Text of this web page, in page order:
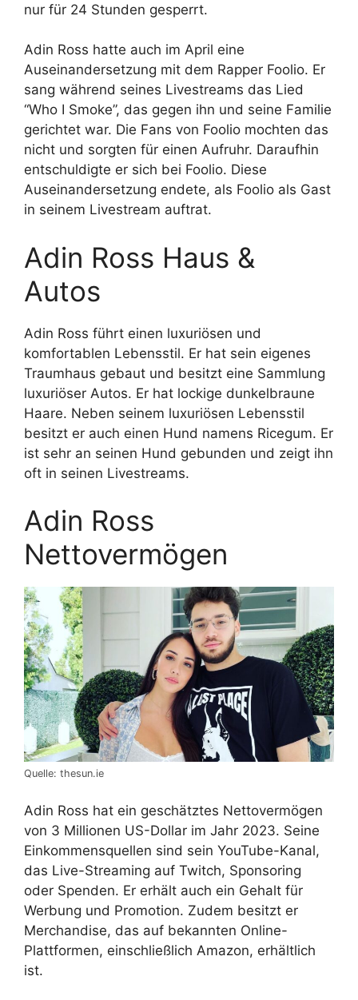
nur für 24 Stunden gesperrt.
Adin Ross hatte auch im April eine
Auseinandersetzung mit dem Rapper Foolio. Er
sang während seines Livestreams das Lied
“Who I Smoke”, das gegen ihn und seine Familie
gerichtet war. Die Fans von Foolio mochten das
nicht und sorgten für einen Aufruhr. Daraufhin
entschuldigte er sich bei Foolio. Diese
Auseinandersetzung endete, als Foolio als Gast
in seinem Livestream auftrat.
Adin Ross Haus &
Autos
Adin Ross führt einen luxuriösen und
komfortablen Lebensstil. Er hat sein eigenes
Traumhaus gebaut und besitzt eine Sammlung
luxuriöser Autos. Er hat lockige dunkelbraune
Haare. Neben seinem luxuriösen Lebensstil
besitzt er auch einen Hund namens Ricegum. Er
ist sehr an seinen Hund gebunden und zeigt ihn
oft in seinen Livestreams.
Adin Ross
Nettovermögen
Quelle: thesun.ie
Adin Ross hat ein geschätztes Nettovermögen
von 3 Millionen US-Dollar im Jahr 2023. Seine
Einkommensquellen sind sein YouTube-Kanal,
das Live-Streaming auf Twitch, Sponsoring
oder Spenden. Er erhält auch ein Gehalt für
Werbung und Promotion. Zudem besitzt er
Merchandise, das auf bekannten Online-
Plattformen, einschließlich Amazon, erhältlich
ist.